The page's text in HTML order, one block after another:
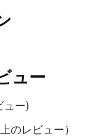
ュー
ュー)
のレビュー）